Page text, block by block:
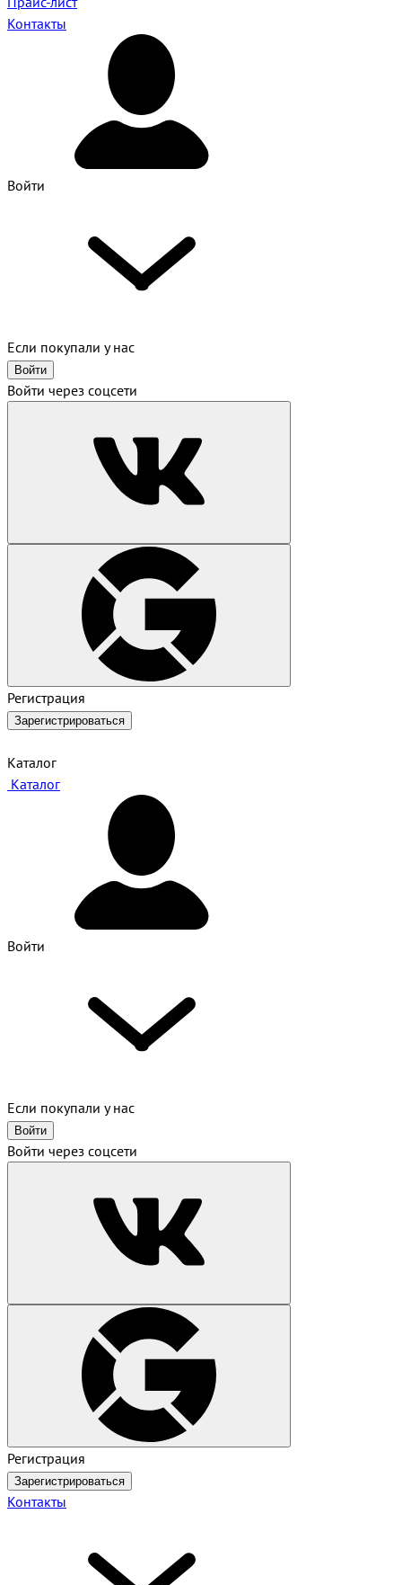
Контакты
Войти
Если покупали у нас
Войти
Войти через соцсети
Регистрация
Зарегистрироваться
Каталог
Каталог
Войти
Если покупали у нас
Войти
Войти через соцсети
Регистрация
Зарегистрироваться
Контакты